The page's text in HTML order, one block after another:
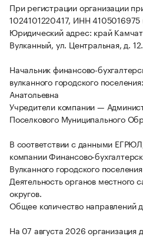
При регистрации организации
1024101220417, ИНН
Юридический адрес: край
Вулканный, ул. Центральная, д. 12.
Начальник финансово-
вулканного городского
Анатольевна
Учредители компании —
Поселкового Муниципального
В соответствии с данными
компании Финансово-
Вулканного городского
Деятельность органов местного
округов.
Общее количество направлений
На 07 августа 2026 организация